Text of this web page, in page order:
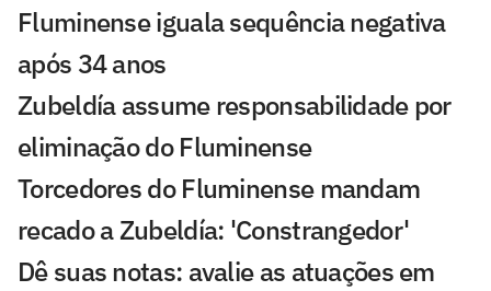
Fluminense iguala sequência negativa
após 34 anos
Zubeldía assume responsabilidade por
eliminação do Fluminense
Torcedores do Fluminense mandam
recado a Zubeldía: 'Constrangedor'
Dê suas notas: avalie as atuações em